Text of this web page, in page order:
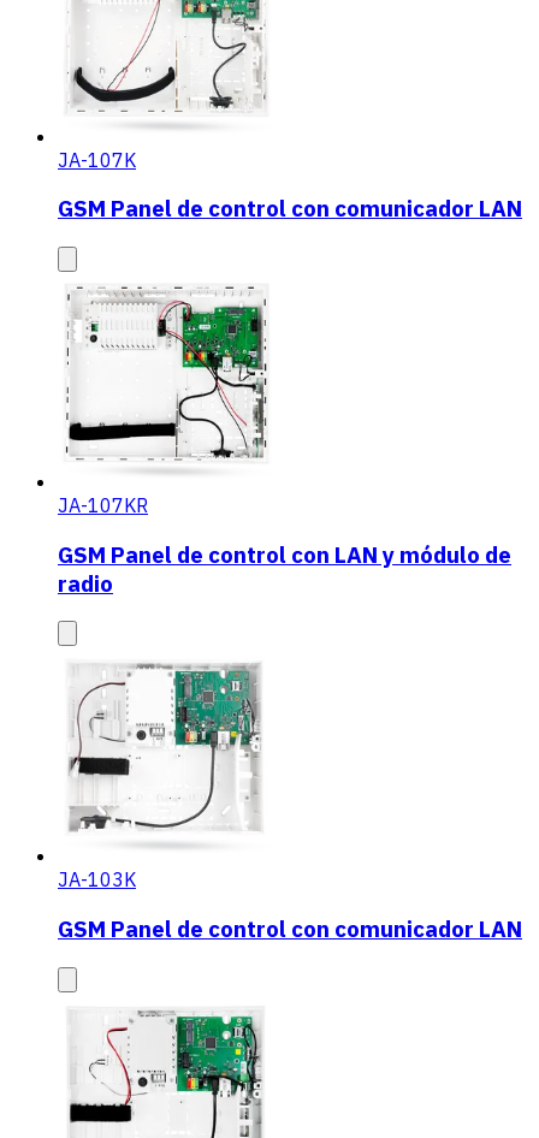
JA-107K
GSM Panel de control con comunicador LAN
JA-107KR
GSM Panel de control con LAN y módulo de
radio
JA-103K
GSM Panel de control con comunicador LAN